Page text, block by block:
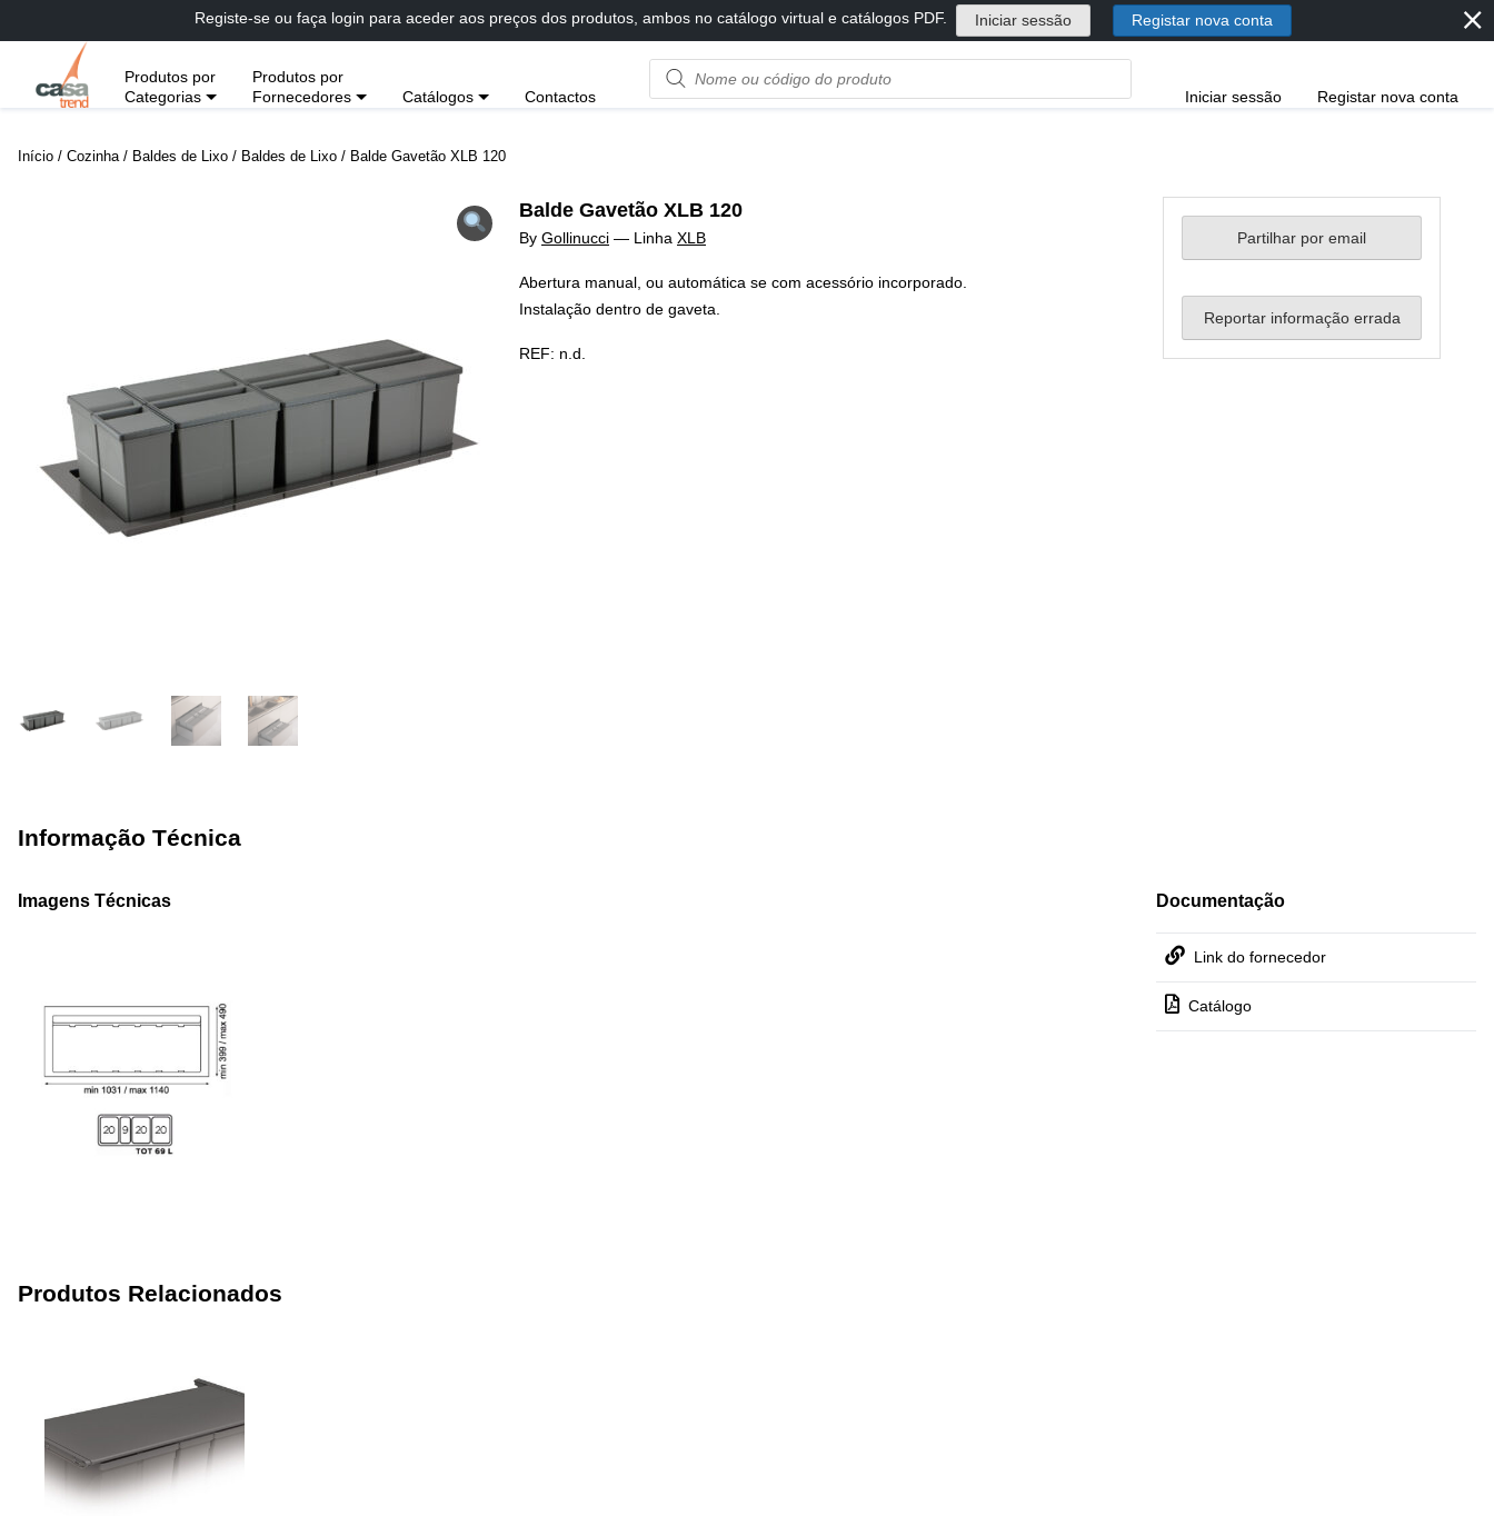
diretamente
conteúdo
Registe-se ou faça login para aceder aos preços dos produtos, ambos no catálogo virtual e catálogos PDF. Iniciar sessão Registar nova conta ⨯
Produtos por
Categorias
Produtos por
Fornecedores
Catálogos Contactos
Product
name
Iniciar sessão Registar nova conta
Início / Cozinha / Baldes de Lixo / Baldes de Lixo / Balde Gavetão XLB 120
Balde Gavetão XLB 120
By Gollinucci — Linha XLB
Abertura manual, ou automática se com acessório incorporado.
Instalação dentro de gaveta.
REF: n.d.
Partilhar por email
Reportar informação errada
Informação Técnica
Imagens Técnicas Documentação
Link do fornecedor
Catálogo
Produtos Relacionados